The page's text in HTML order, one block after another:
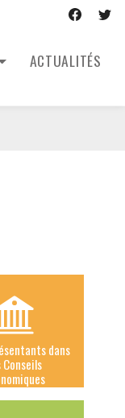
ACTUALITÉS
dans
Conseils